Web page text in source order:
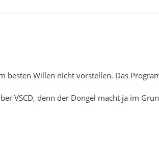
besten Willen nicht vorstellen. Das
VSCD, denn der Dongel macht ja im